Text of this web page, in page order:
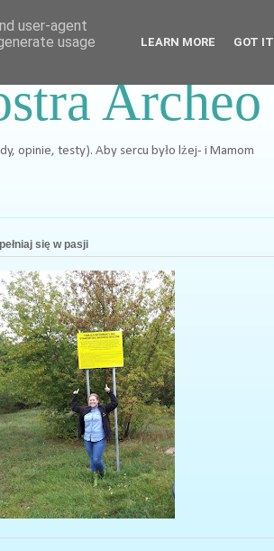
Archeo
opinie, testy). Aby sercu było lżej- i Mamom
się w pasji
user-agent
usage
LEARN MORE GOT IT